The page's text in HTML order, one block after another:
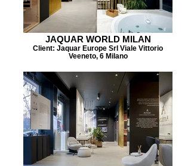
JAQUAR WORLD MILAN
Client: Jaquar Europe Srl Viale Vittorio
Veeneto, 6 Milano